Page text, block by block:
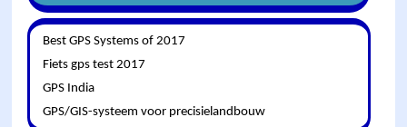
Best GPS Systems of 2017
Fiets gps test 2017
GPS India
GPS/GIS-systeem voor precisielandbouw